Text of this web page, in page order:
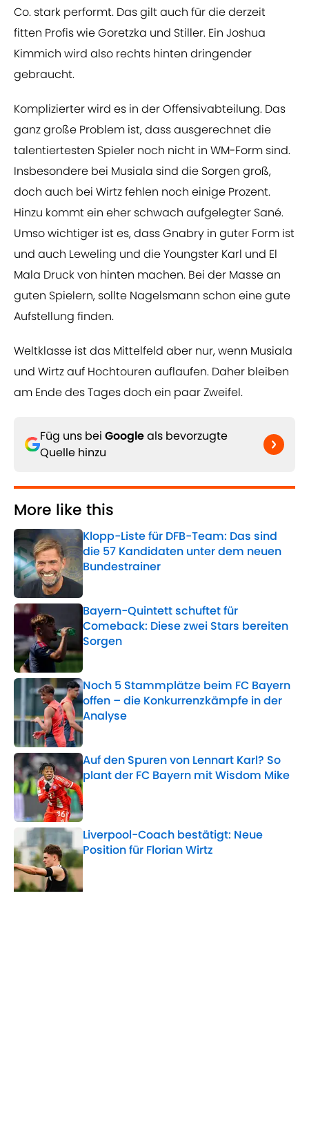
Co. stark performt. Das gilt auch für die derzeit
fitten Profis wie Goretzka und Stiller. Ein Joshua
Kimmich wird also rechts hinten dringender
gebraucht.
Komplizierter wird es in der Offensivabteilung. Das
ganz große Problem ist, dass ausgerechnet die
talentiertesten Spieler noch nicht in WM-Form sind.
Insbesondere bei Musiala sind die Sorgen groß,
doch auch bei Wirtz fehlen noch einige Prozent.
Hinzu kommt ein eher schwach aufgelegter Sané.
Umso wichtiger ist es, dass Gnabry in guter Form ist
und auch Leweling und die Youngster Karl und El
Mala Druck von hinten machen. Bei der Masse an
guten Spielern, sollte Nagelsmann schon eine gute
Aufstellung finden.
Weltklasse ist das Mittelfeld aber nur, wenn Musiala
und Wirtz auf Hochtouren auflaufen. Daher bleiben
am Ende des Tages doch ein paar Zweifel.
Füg uns bei Googleals bevorzugte
Quelle hinzu
More like this
Klopp-Liste für DFB-Team: Das sind
die 57 Kandidaten unter dem neuen
Bundestrainer
Published by on Invalid Date
Bayern-Quintett schuftet für
Comeback: Diese zwei Stars bereiten
Sorgen
Published by on Invalid Date
Noch 5 Stammplätze beim FC Bayern
offen – die Konkurrenzkämpfe in der
Analyse
Published by on Invalid Date
Auf den Spuren von Lennart Karl? So
plant der FC Bayern mit Wisdom Mike
Published by on Invalid Date
Liverpool-Coach bestätigt: Neue
Position für Florian Wirtz
Published by on Invalid Date